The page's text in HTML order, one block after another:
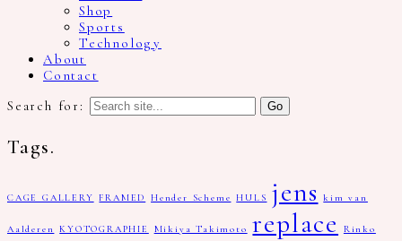
Shop
Sports
Technology
About
Contact
Search for:
Tags.
CAGE GALLERY FRAMED Hender Scheme HULS jens kim van
Aalderen KYOTOGRAPHIE Mikiya Takimoto replace
Rinko